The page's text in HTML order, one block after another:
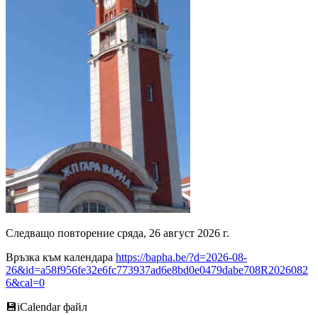
Следващо повторение сряда, 26 август 2026 г.
Връзка към календара https://bapha.be/?d=2026-08-
26&id=a58f956fe32e6fc773937ad6e8bd0e0479dabe708R2026082
6&cal=0
💾︎iCalendar файл